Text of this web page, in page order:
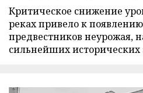
Критическое снижение
реках привело к
предвестников неурожая,
сильнейших исторических